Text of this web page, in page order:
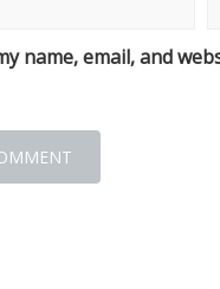
name, email, and